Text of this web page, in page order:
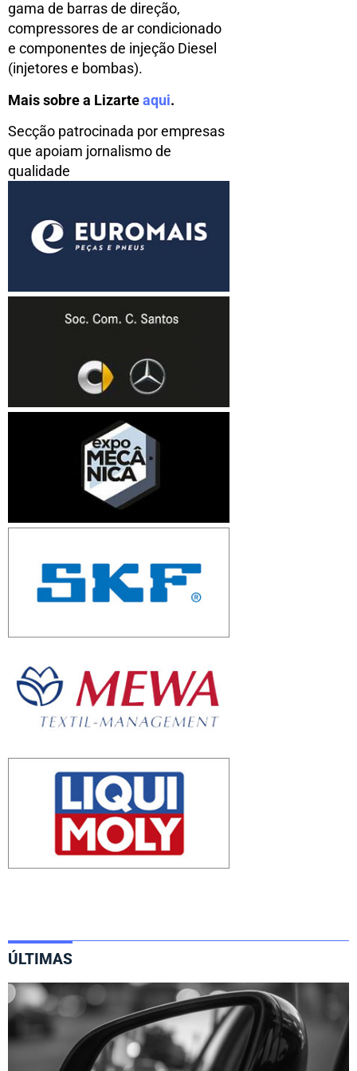
gama de barras de direção,
compressores de ar condicionado
e componentes de injeção Diesel
(injetores e bombas).
Mais sobre a Lizarteaqui.
Secção patrocinada por empresas
que apoiam jornalismo de
qualidade
ÚLTIMAS